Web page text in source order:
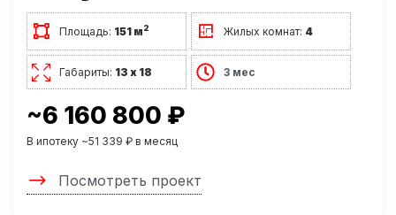
Площадь: 151 м2 Жилых комнат: 4
Габариты: 13 х 18 3 мес
~6 160 800 ₽
В ипотеку ~51 339 ₽ в месяц
Посмотреть проект